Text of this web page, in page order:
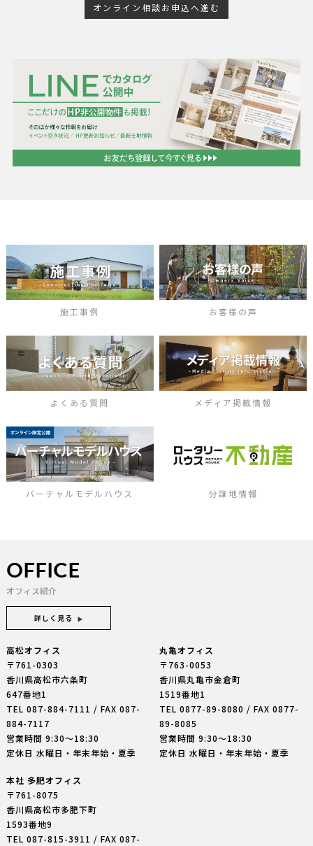
オンライン相談お申込へ進む
施工事例 お客様の声
よくある質問 メディア掲載情報
バーチャルモデルハウス 分譲地情報
OFFICE
オフィス紹介
詳しく見る
高松オフィス
〒761-0303
香川県高松市六条町
647番地1
TEL 087-884-7111 / FAX 087-
884-7117
営業時間 9:30〜18:30
定休日 水曜日・年末年始・夏季
丸亀オフィス
〒763-0053
香川県丸亀市金倉町
1519番地1
TEL0877-89-8080 / FAX 0877-
89-8085
営業時間 9:30〜18:30
定休日 水曜日・年末年始・夏季
本社 多肥オフィス
〒761-8075
香川県高松市多肥下町
1593番地9
TEL 087-815-3911 / FAX 087-